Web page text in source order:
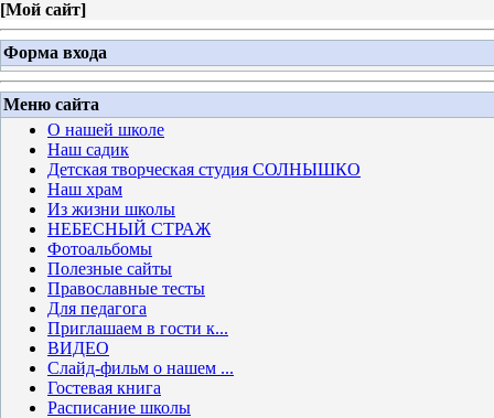
[Мой сайт]
Форма входа
Меню сайта
О нашей школе
Наш садик
Детская творческая студия СОЛНЫШКО
Наш храм
Из жизни школы
НЕБЕСНЫЙ СТРАЖ
Фотоальбомы
Полезные сайты
Православные тесты
Для педагога
Приглашаем в гости к...
ВИДЕО
Слайд-фильм о нашем ...
Гостевая книга
Расписание школы